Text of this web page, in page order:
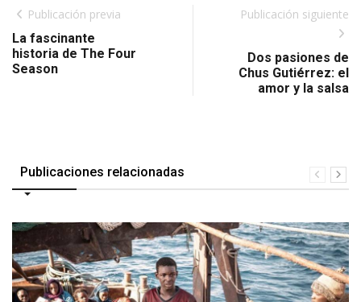
Publicación previa
La fascinante
historia de The Four
Season
Publicación siguiente
Dos pasiones de
Chus Gutiérrez: el
amor y la salsa
Publicaciones relacionadas